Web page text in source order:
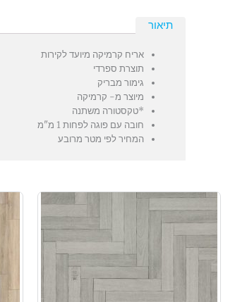
תיאור
אריח קרמיקה מיועד לקירות
תוצרת ספרדי
גימור מבריק
מיוצר מ- קרמיקה
*טקסטורה משתנה
חובה עם פוגה לפחות 1 מ"מ
המחיר לפי מטר מרובע